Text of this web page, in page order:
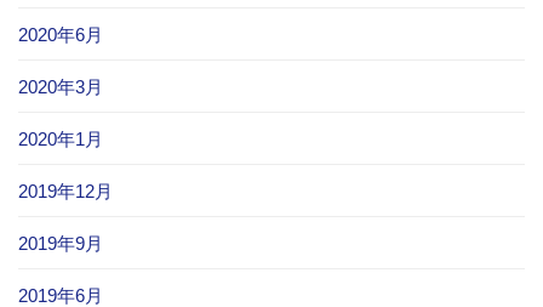
2020年6月
2020年3月
2020年1月
2019年12月
2019年9月
2019年6月